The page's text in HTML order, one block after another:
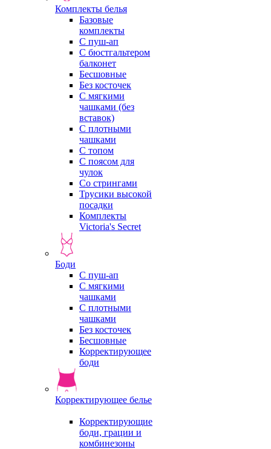
Комплекты белья
Базовые
комплекты
С пуш-ап
С бюстгальтером
балконет
Бесшовные
Без косточек
С мягкими
чашками (без
вставок)
С плотными
чашками
С топом
С поясом для
чулок
Со стрингами
Трусики высокой
посадки
Комплекты
Victoria's Secret
Боди
С пуш-ап
С мягкими
чашками
С плотными
чашками
Без косточек
Бесшовные
Корректирующее
боди
Корректирующее белье
Корректирующие
боди, грации и
комбинезоны